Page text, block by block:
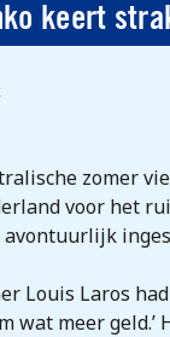
keert
zomer
voor het
Louis Laros
wat meer